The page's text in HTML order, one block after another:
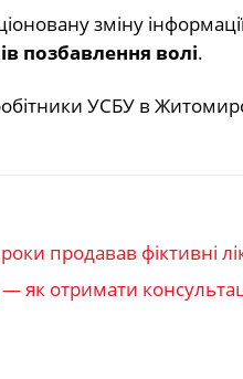
зміну
позбавлення волі.
УСБУ в
продавав фіктивні
як отримати